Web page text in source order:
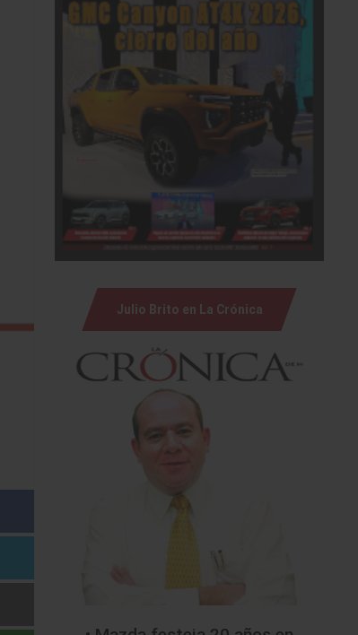
Julio Brito en La Crónica